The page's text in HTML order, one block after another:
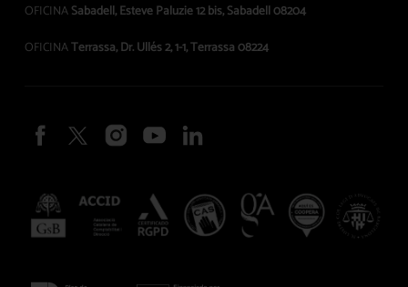
OFICINASabadell, Esteve Paluzie 12 bis, Sabadell 08204
OFICINATerrassa, Dr. Ullés 2, 1-1, Terrassa 08224